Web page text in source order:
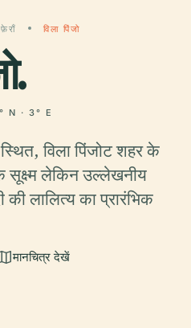
विला पिंजो
N · 3° E
विला पिंजोट शहर के
सूक्ष्म लेकिन उल्लेखनीय
लालित्य का प्रारंभिक
मानचित्र देखें